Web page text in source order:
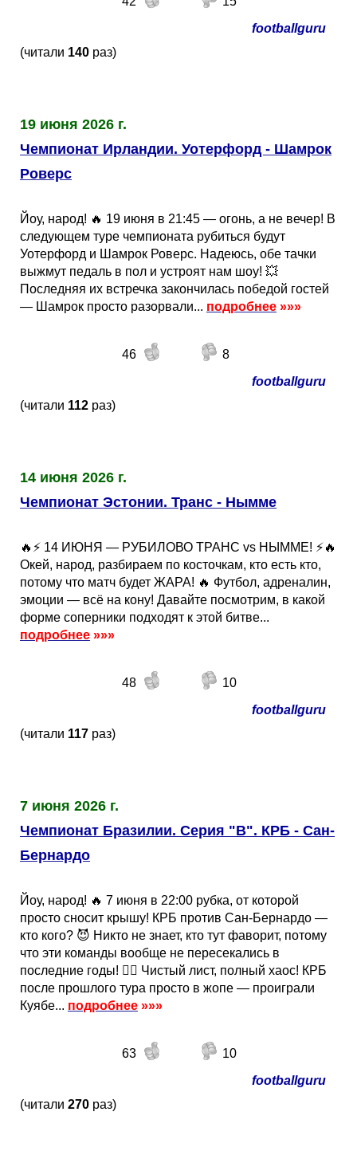
footballguru
(читали 140 раз)
19 июня 2026 г.
Чемпионат Ирландии. Уотерфорд - Шамрок
Роверс
Йоу, народ! 🔥 19 июня в 21:45 — огонь, а не вечер! В
следующем туре чемпионата рубиться будут
Уотерфорд и Шамрок Роверс. Надеюсь, обе тачки
выжмут педаль в пол и устроят нам шоу! 💥
Последняя их встречка закончилась победой гостей
— Шамрок просто разорвали... подробнее »»»
46
8
footballguru
(читали 112 раз)
14 июня 2026 г.
Чемпионат Эстонии. Транс - Нымме
🔥⚡️ 14 ИЮНЯ — РУБИЛОВО ТРАНС vs НЫММЕ! ⚡🔥
Окей, народ, разбираем по косточкам, кто есть кто,
потому что матч будет ЖАРА! 🔥 Футбол, адреналин,
эмоции — всё на кону! Давайте посмотрим, в какой
форме соперники подходят к этой битве...
подробнее »»»
48
10
footballguru
(читали 117 раз)
7 июня 2026 г.
Чемпионат Бразилии. Серия "B". КРБ - Сан-
Бернардо
Йоу, народ! 🔥 7 июня в 22:00 рубка, от которой
просто сносит крышу! КРБ против Сан-Бернардо —
кто кого? 😈 Никто не знает, кто тут фаворит, потому
что эти команды вообще не пересекались в
последние годы! 🤷‍♂️ Чистый лист, полный хаос! КРБ
после прошлого тура просто в жопе — проиграли
Куябе... подробнее »»»
63
10
footballguru
(читали 270 раз)